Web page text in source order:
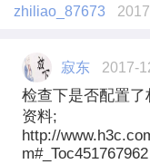
zhiliao_87673
寂东 2017-
检查下是否配置
资料;
http://
m#_Toc451767962